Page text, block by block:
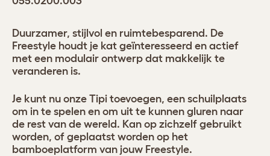
Duurzamer, stijlvol en ruimtebesparend. De
Freestyle houdt je kat geïnteresseerd en actief
met een modulair ontwerp dat makkelijk te
veranderen is.
Je kunt nu onze Tipi toevoegen, een schuilplaats
om in te spelen en om uit te kunnen gluren naar
de rest van de wereld. Kan op zichzelf gebruikt
worden, of geplaatst worden op het
bamboeplatform van jouw Freestyle.